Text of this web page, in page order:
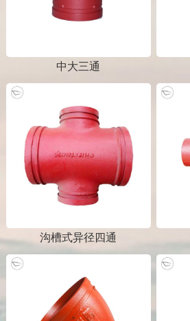
中大三通
沟槽式异径四通